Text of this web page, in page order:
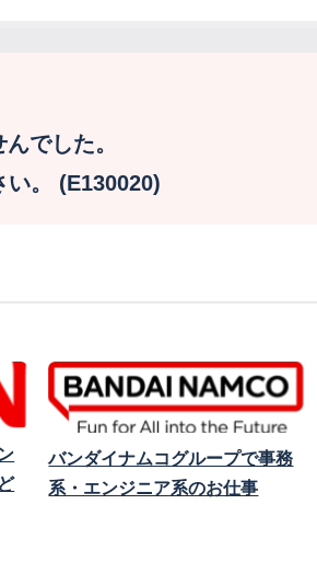
でした。
い。 (E130020)
バンダイナムコグループで事務
系・エンジニア系のお仕事